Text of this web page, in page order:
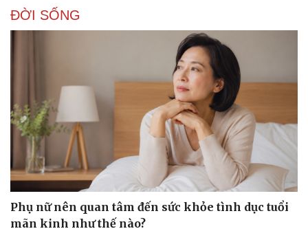
Du lịch
Săn Tour
check-in
Podcast
Câu chuyện thời sự
Đọc truyện đêm khuya
ĐỜI SỐNG
Phụ nữ nên quan tâm đến sức khỏe tình dục tuổi
mãn kinh như thế nào?